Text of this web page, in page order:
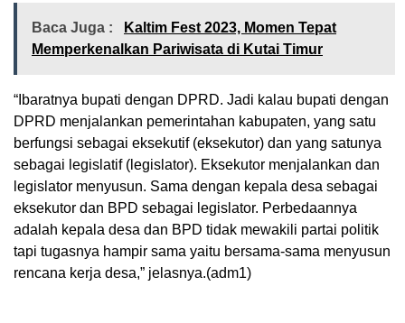
Baca Juga :
Kaltim Fest 2023, Momen Tepat
Memperkenalkan Pariwisata di Kutai Timur
“Ibaratnya bupati dengan DPRD. Jadi kalau bupati dengan
DPRD menjalankan pemerintahan kabupaten, yang satu
berfungsi sebagai eksekutif (eksekutor) dan yang satunya
sebagai legislatif (legislator). Eksekutor menjalankan dan
legislator menyusun. Sama dengan kepala desa sebagai
eksekutor dan BPD sebagai legislator. Perbedaannya
adalah kepala desa dan BPD tidak mewakili partai politik
tapi tugasnya hampir sama yaitu bersama-sama menyusun
rencana kerja desa,” jelasnya.(adm1)